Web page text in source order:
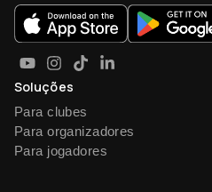
Soluções
Para clubes
Para organizadores
Para jogadores